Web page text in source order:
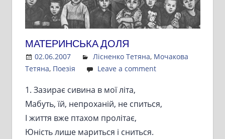
МАТЕРИНСЬКА ДОЛЯ
02.06.2007 Admin
Лісненко Тетяна, Мочакова
Тетяна, Поезія Leave a comment
1. Зазирає сивина в мої літа,
Мабуть, їй, непроханій, не спиться,
І життя вже птахом пролітає,
Юність лише мариться і сниться.